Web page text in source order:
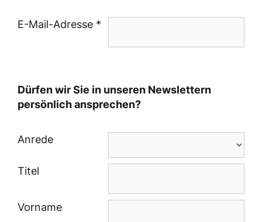
E-Mail-Adresse *
Dürfen wir Sie in unseren Newslettern
persönlich ansprechen?
Anrede
Titel
Vorname